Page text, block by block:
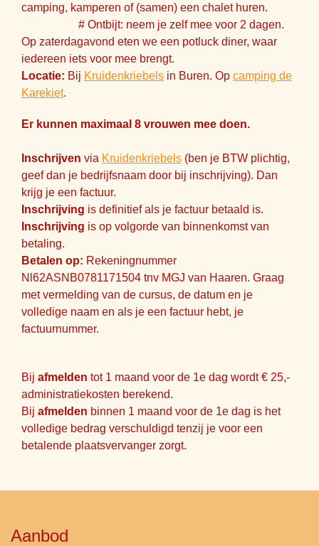
camping, kamperen of (samen) een chalet huren.
# Ontbijt: neem je zelf mee voor 2 dagen.
Op zaterdagavond eten we een potluck diner, waar
iedereen iets voor mee brengt.
Locatie: Bij Kruidenkriebels in Buren. Op camping de
Karekiet.
Er kunnen maximaal 8 vrouwen mee doen.
Inschrijven via Kruidenkriebels (ben je BTW plichtig,
geef dan je bedrijfsnaam door bij inschrijving). Dan
krijg je een factuur.
Inschrijving is definitief als je factuur betaald is.
Inschrijving is op volgorde van binnenkomst van
betaling.
Betalen op: Rekeningnummer
Nl62ASNB0781171504 tnv MGJ van Haaren. Graag
met vermelding van de cursus, de datum en je
volledige naam en als je een factuur hebt, je
factuurnummer.
Bij afmelden tot 1 maand voor de 1e dag wordt € 25,-
administratiekosten berekend.
Bij afmelden binnen 1 maand voor de 1e dag is het
volledige bedrag verschuldigd tenzij je voor een
betalende plaatsvervanger zorgt.
Aanbod